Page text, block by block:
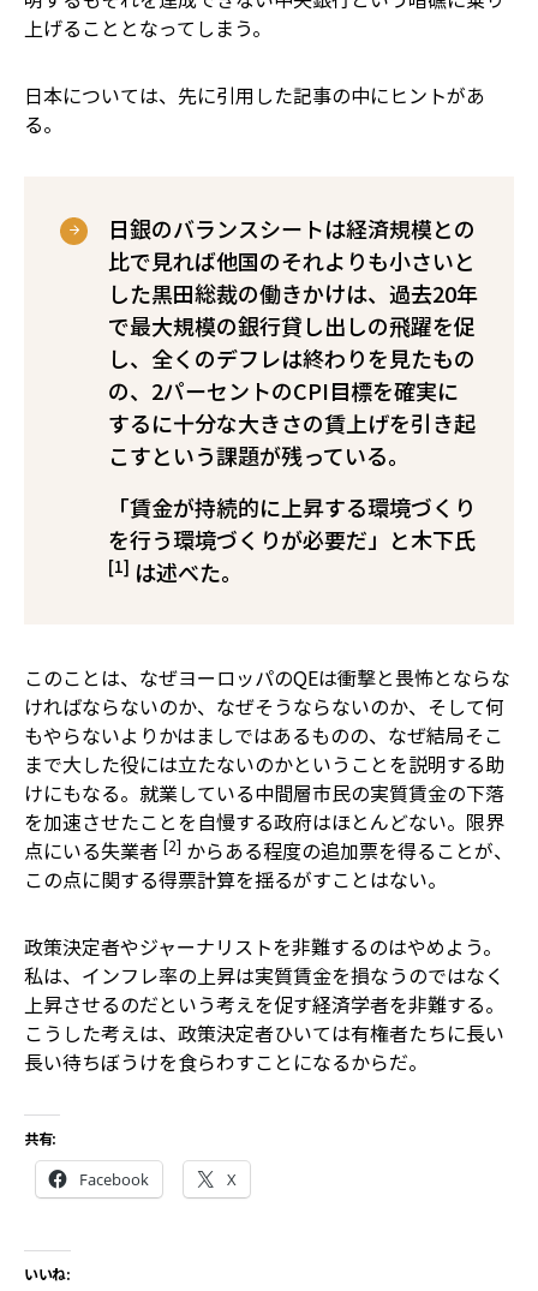
上げることとなってしまう。
日本については、先に引用した記事の中にヒントがあ
る。
日銀のバランスシートは経済規模との
比で見れば他国のそれよりも小さいと
した黒田総裁の働きかけは、過去20年
で最大規模の銀行貸し出しの飛躍を促
し、全くのデフレは終わりを見たもの
の、2パーセントのCPI目標を確実に
するに十分な大きさの賃上げを引き起
こすという課題が残っている。
「賃金が持続的に上昇する環境づくり
を行う環境づくりが必要だ」と木下氏
[1] は述べた。
このことは、なぜヨーロッパのQEは衝撃と畏怖とならな
ければならないのか、なぜそうならないのか、そして何
もやらないよりかはましではあるものの、なぜ結局そこ
まで大した役には立たないのかということを説明する助
けにもなる。就業している中間層市民の実質賃金の下落
を加速させたことを自慢する政府はほとんどない。限界
点にいる失業者 [2] からある程度の追加票を得ることが、
この点に関する得票計算を揺るがすことはない。
政策決定者やジャーナリストを非難するのはやめよう。
私は、インフレ率の上昇は実質賃金を損なうのではなく
上昇させるのだという考えを促す経済学者を非難する。
こうした考えは、政策決定者ひいては有権者たちに長い
長い待ちぼうけを食らわすことになるからだ。
共有:
Facebook X
いいね: